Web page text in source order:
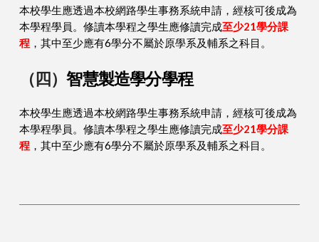
本校學生應透過本校網路學生事務系統申請，經核可後成為
本學程學員。修讀本學程之學生應修讀完成至少21學分課
程，其中至少應有6學分不屬於原學系及輔系之科目。
（四）智慧製造學分學程
本校學生應透過本校網路學生事務系統申請，經核可後成為
本學程學員。修讀本學程之學生應修讀完成至少21學分課
程，其中至少應有6學分不屬於原學系及輔系之科目。